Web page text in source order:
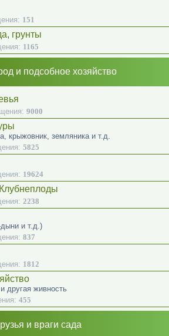
151
грунты
1165
и подсобное хозяйство
9000
крыжовник, земляника и т.д.
5825
19624
2238
и т.д.)
837
1812
другая живность
455
и враги сада